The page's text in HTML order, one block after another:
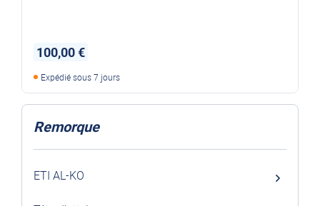
100,00 €
Expédié sous 7 jours
Remorque
ETI AL-KO